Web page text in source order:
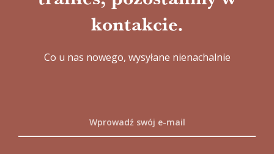
kontakcie.
Co u nas nowego, wysyłane nienachalnie